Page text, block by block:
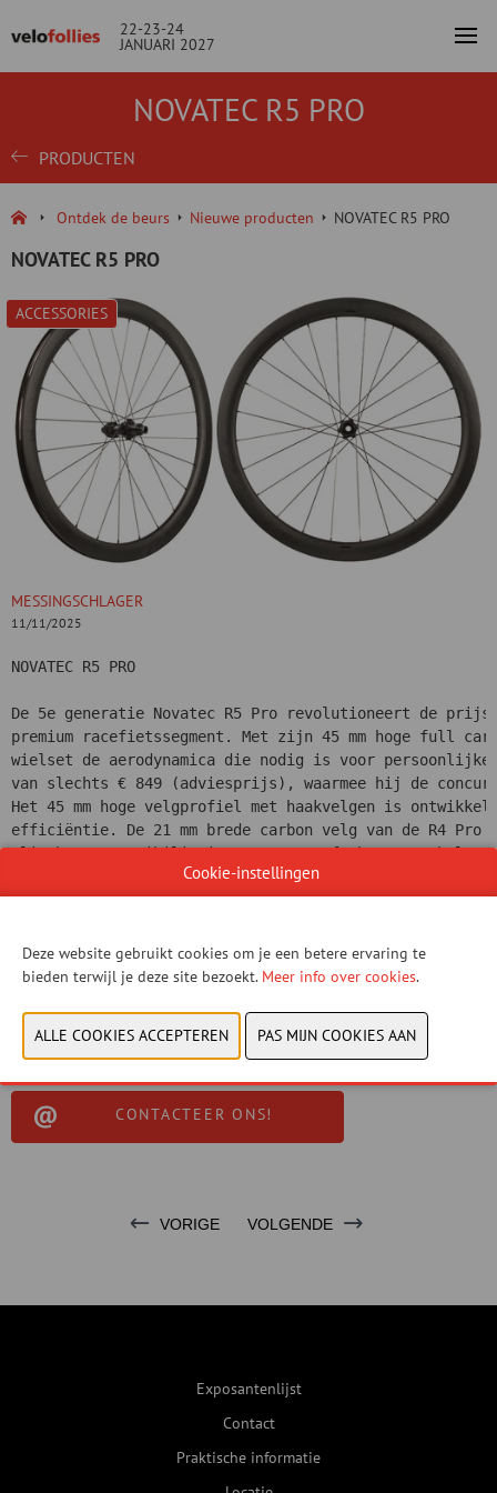
22-23-24
JANUARI 2027
NOVATEC R5 PRO
PRODUCTEN
Ontdek de beurs Nieuwe producten NOVATEC R5 PRO
NOVATEC R5 PRO
ACCESSORIES
MESSINGSCHLAGER
11/11/2025
NOVATEC R5 PRO
De 5e generatie Novatec R5 Pro revolutioneert de
premium racefietssegment. Met zijn 45 mm hoge full
wielset de aerodynamica die nodig is voor
van slechts € 849 (adviesprijs), waarmee hij de
Het 45 mm hoge velgprofiel met haakvelgen is
efficiëntie. De 21 mm brede carbon velg van de R4 Pro
clincher-compatibiliteit met state-of-the-art
lagere rolweerstand, verhoogde lekbescherming en het
lagere bandenspanning – zonder in te leveren op
beproefde DRS-systeem met twee ratelringen (Dual
krachtoverbrenging en een lange levensduur.
CONTACTEER ONS!
VORIGE VOLGENDE
Exposantenlijst
Contact
Praktische informatie
Cookie-instellingen
Deze website gebruikt cookies om je een betere ervaring te
bieden terwijl je deze site bezoekt. Meer info over cookies.